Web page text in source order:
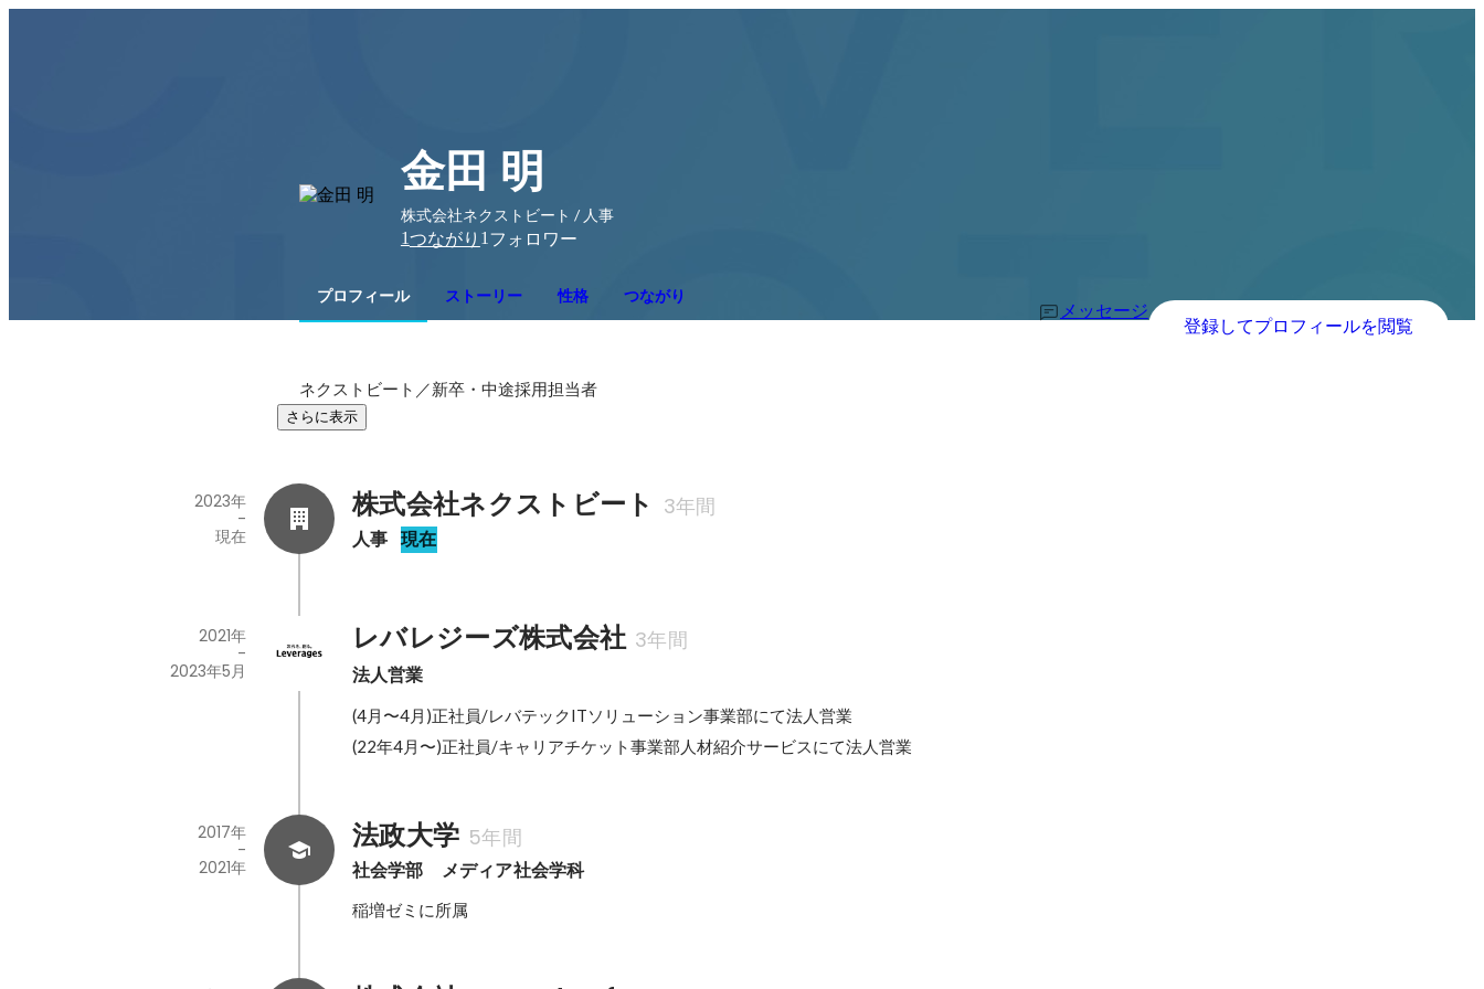
金田 明
株式会社ネクストビート / 人事
1つながり 1 フォロワー
プロフィール ストーリー 性格 つながり
メッセージ
登録してプロフィールを閲覧
ネクストビート／新卒・中途採用担当者
さらに表示
株式会社ネクストビート 3年間
人事 現在
2023年
-
現在
レバレジーズ株式会社 3年間
法人営業
2021年
-
2023年5月
(4月〜4月)正社員/レバテックITソリューション事業部にて法人営業
(22年4月〜)正社員/キャリアチケット事業部人材紹介サービスにて法人営業
法政大学 5年間
社会学部　メディア社会学科
2017年
-
2021年
稲増ゼミに所属